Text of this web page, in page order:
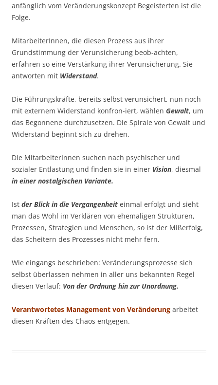
anfänglich vom Veränderungskonzept Begeisterten ist die
Folge.
MitarbeiterInnen, die diesen Prozess aus ihrer
Grundstimmung der Verunsicherung beob-achten,
erfahren so eine Verstärkung ihrer Verunsicherung. Sie
antworten mit Widerstand.
Die Führungskräfte, bereits selbst verunsichert, nun noch
mit externem Widerstand konfron-iert, wählen Gewalt, um
das Begonnene durchzusetzen. Die Spirale von Gewalt und
Widerstand beginnt sich zu drehen.
Die MitarbeiterInnen suchen nach psychischer und
sozialer Entlastung und finden sie in einer Vision, diesmal
in einer nostalgischen Variante.
Ist der Blick in die Vergangenheit einmal erfolgt und sieht
man das Wohl im Verklären von ehemaligen Strukturen,
Prozessen, Strategien und Menschen, so ist der Mißerfolg,
das Scheitern des Prozesses nicht mehr fern.
Wie eingangs beschrieben: Veränderungsprozesse sich
selbst überlassen nehmen in aller uns bekannten Regel
diesen Verlauf: Von der Ordnung hin zur Unordnung.
Verantwortetes Management von Veränderung arbeitet
diesen Kräften des Chaos entgegen.